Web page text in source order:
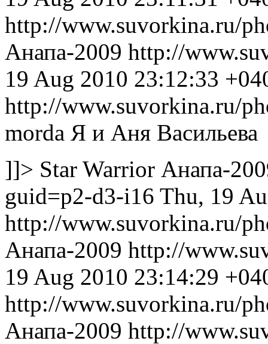
http://www.suvorkina.ru/
Анапа-2009 http://
19 Aug 2010 23:12:33
http://www.suvorkina.ru/
morda Я и Аня Васильева
]]> Star Warrior Анапа-
guid=p2-d3-i16 Thu, 19
http://www.suvorkina.ru/
Анапа-2009 http://
19 Aug 2010 23:14:29
http://www.suvorkina.ru/
Анапа-2009 http://